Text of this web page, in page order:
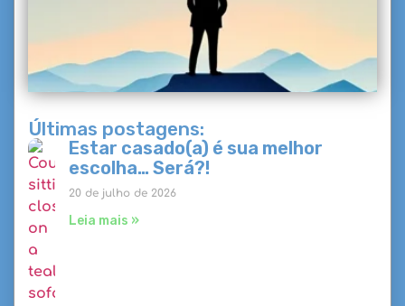
Últimas postagens:
Estar casado(a) é sua melhor
escolha… Será?!
20 de julho de 2026
Leia mais »